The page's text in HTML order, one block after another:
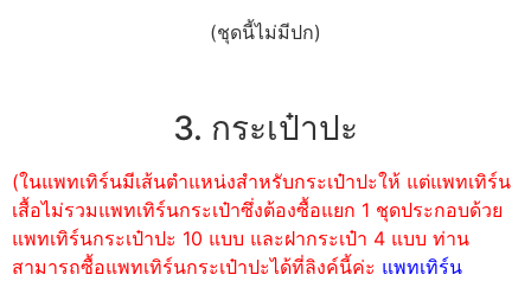
(ชุดนี้ไม่มีปก)
3. กระเป๋าปะ
(ในแพทเทิร์นมีเส้นตำแหน่งสำหรับกระเป๋าปะให้ แต่แพทเทิร์น
เสื้อไม่รวมแพทเทิร์นกระเป๋าซึ่งต้องซื้อแยก 1 ชุดประกอบด้วย
แพทเทิร์นกระเป๋าปะ 10 แบบ และฝากระเป๋า 4 แบบ ท่าน
สามารถซื้อแพทเทิร์นกระเป๋าปะได้ที่ลิงค์นี้ค่ะ แพทเทิร์น